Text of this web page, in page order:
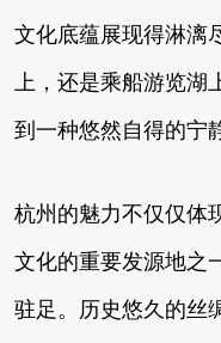
文化底蕴展现得淋漓
上，还是乘船游览
到一种悠然自得的宁
杭州的魅力不仅仅体
文化的重要发源地之
驻足。历史悠久的丝